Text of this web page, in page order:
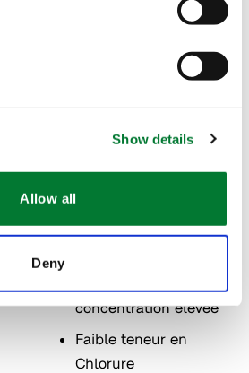
Show details
Allow all
Deny
Iperen International Team
concentration élevée
Faible teneur en
Chlorure